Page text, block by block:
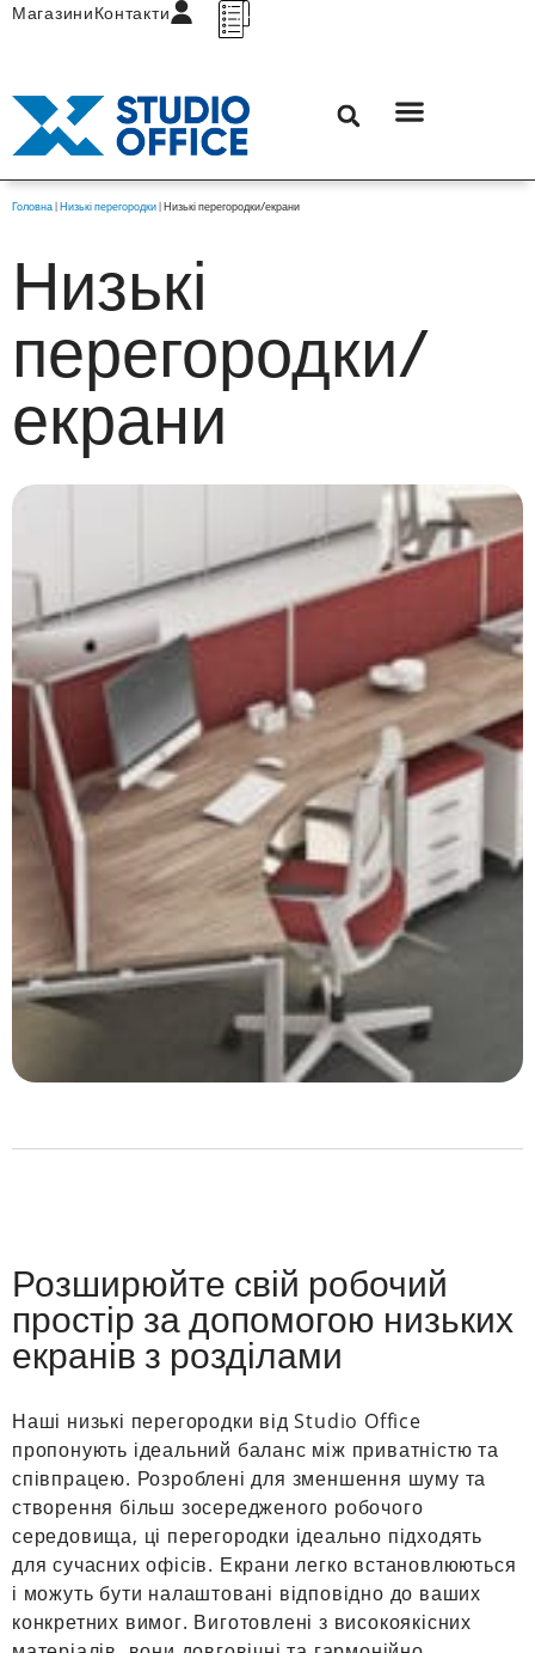
МагазиниКонтакти
Головна|Низькі перегородки|Низькі перегородки/екрани
Низькі
перегородки/
екрани
Розширюйте свій робочий
простір за допомогою низьких
екранів з розділами
Наші низькі перегородки від Studio Office
пропонують ідеальний баланс між приватністю та
співпрацею. Розроблені для зменшення шуму та
створення більш зосередженого робочого
середовища, ці перегородки ідеально підходять
для сучасних офісів. Екрани легко встановлюються
і можуть бути налаштовані відповідно до ваших
конкретних вимог. Виготовлені з високоякісних